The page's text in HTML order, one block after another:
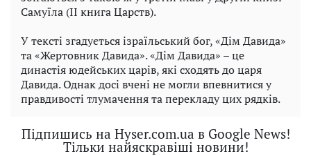
Самуїла (II книга Царств).
У тексті згадується ізраїльський бог, «Дім Давида»
та «Жертовник Давида». «Дім Давида» – це
династія юдейських царів, які сходять до царя
Давида. Однак досі вчені не могли впевнитися у
правдивості тлумачення та перекладу цих рядків.
Підпишись на Hyser.com.ua в Google News!
Тільки найяскравіші новини!